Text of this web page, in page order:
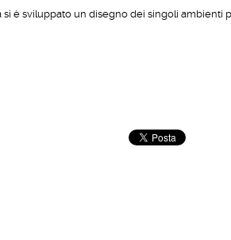
è sviluppato un disegno dei singoli